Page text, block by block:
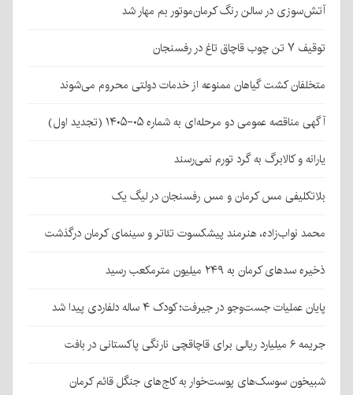
آتش‌سوزی در سالن رنگ کرمان‌موتور بم مهار شد
توقیف ۷ تن چوب قاچاق تاغ در رفسنجان
متخلفان کشت گیاهان ممنوعه از خدمات دولتی محروم می‌شوند
آگهی مناقصه عمومی دو مرحله‌ای به شماره ۰۵-۱۴۰۵ (تجدید اول)
یارانه و کالابرگ به گرد تورم نمی‌رسند
بلاتکلیفی مس کرمان و مس رفسنجان در لیگ یک
محمد نواب‌زاده، هنرمند پیشکسوت تئاتر و سینمای کرمان درگذشت
ذخیره سدهای کرمان به ۲۴۹ میلیون مترمکعب رسید
پایان عملیات جست‌وجو در جیرفت؛ کودک ۴ ساله دلفاردی پیدا شد
جریمه ۶ میلیارد ریالی برای قاچاقچی نارنگی پاکستانی در بافت
شبیخون سوسک‌های پوست‌خوار به کاج‌های جنگل قائم کرمان